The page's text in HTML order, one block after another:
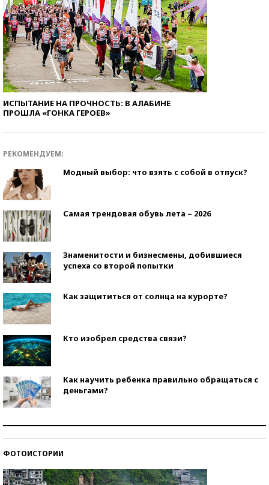
ИСПЫТАНИЕ НА ПРОЧНОСТЬ: В АЛАБИНЕ
ПРОШЛА «ГОНКА ГЕРОЕВ»
РЕКОМЕНДУЕМ:
Модный выбор: что взять с собой в отпуск?
Самая трендовая обувь лета – 2026
Знаменитости и бизнесмены, добившиеся
успеха со второй попытки
Как защититься от солнца на курорте?
Кто изобрел средства связи?
Как научить ребенка правильно обращаться с
деньгами?
ФОТОИСТОРИИ